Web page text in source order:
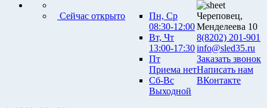
Сейчас открыто
Пн, Ср
08:30-12:00
Вт, Чт
13:00-17:30
Пт
Приема нет
Сб-Вс
Выходной
Череповец,
Менделеева 10
8(8202) 201-901
info@sled35.ru
Заказать звонок
Написать нам
ВКонтакте